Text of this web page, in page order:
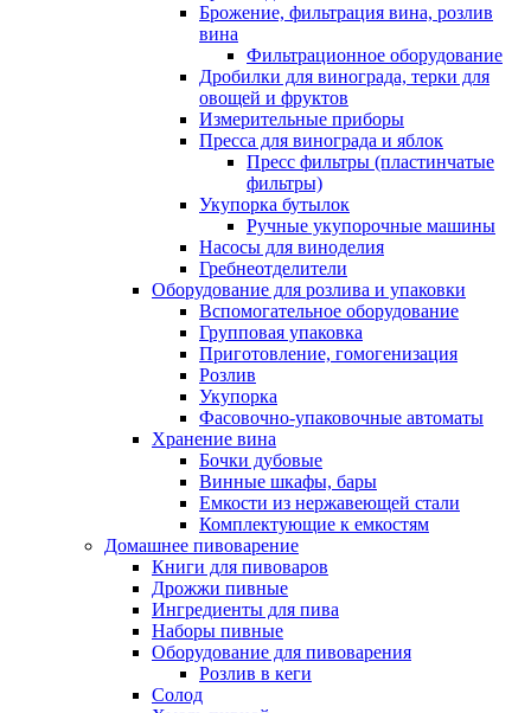
Брожение, фильтрация вина, розлив
вина
Фильтрационное оборудование
Дробилки для винограда, терки для
овощей и фруктов
Измерительные приборы
Пресса для винограда и яблок
Пресс фильтры (пластинчатые
фильтры)
Укупорка бутылок
Ручные укупорочные машины
Насосы для виноделия
Гребнеотделители
Оборудование для розлива и упаковки
Вспомогательное оборудование
Групповая упаковка
Приготовление, гомогенизация
Розлив
Укупорка
Фасовочно-упаковочные автоматы
Хранение вина
Бочки дубовые
Винные шкафы, бары
Емкости из нержавеющей стали
Комплектующие к емкостям
Домашнее пивоварение
Книги для пивоваров
Дрожжи пивные
Ингредиенты для пива
Наборы пивные
Оборудование для пивоварения
Розлив в кеги
Солод